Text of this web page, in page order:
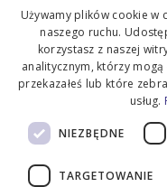
BOBCAT
CANGINI
DOOSAN
HONDA
MONTABERT
SHELL
SIMEX
SUMITOMO
Używamy plików cookie w
naszego ruchu.
korzystasz z naszej
analitycznym, którzy
przekazałeś lub które
usług.
NIEZBĘDNE
TARGETOWANIE